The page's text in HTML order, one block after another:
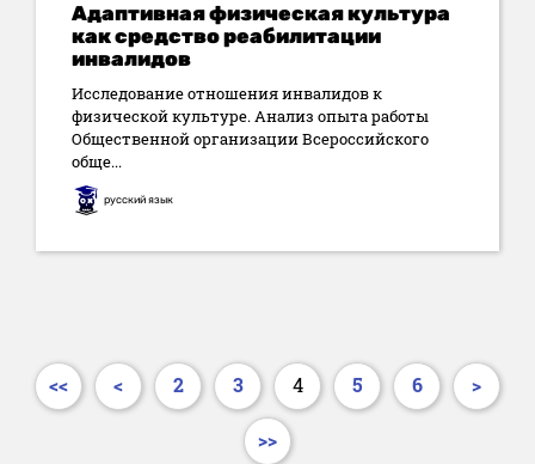
Адаптивная физическая культура
как средство реабилитации
инвалидов
Исследование отношения инвалидов к
физической культуре. Анализ опыта работы
Общественной организации Всероссийского
обще...
русский язык
<< < 2 3 4 5 6 >
>>